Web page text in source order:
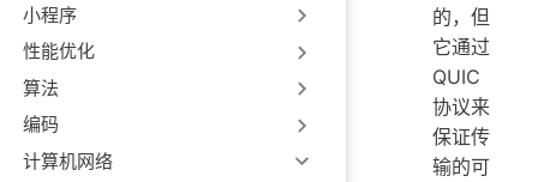
小程序
性能优化
算法
编码
计算机网络
的，但
它通过
QUIC
协议来
保证传
输的可